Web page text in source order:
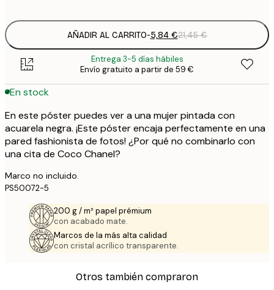
AÑADIR AL CARRITO-5,84 €21,45 €
Entrega 3-5 días hábiles
Envío gratuito a partir de 59 €
En stock
En este póster puedes ver a una mujer pintada con
acuarela negra. ¡Este póster encaja perfectamente en una
pared fashionista de fotos! ¿Por qué no combinarlo con
una cita de Coco Chanel?
Marco no incluido.
PS50072-5
200 g / m² papel prémium
con acabado mate.
Marcos de la más alta calidad
con cristal acrílico transparente.
Otros también compraron